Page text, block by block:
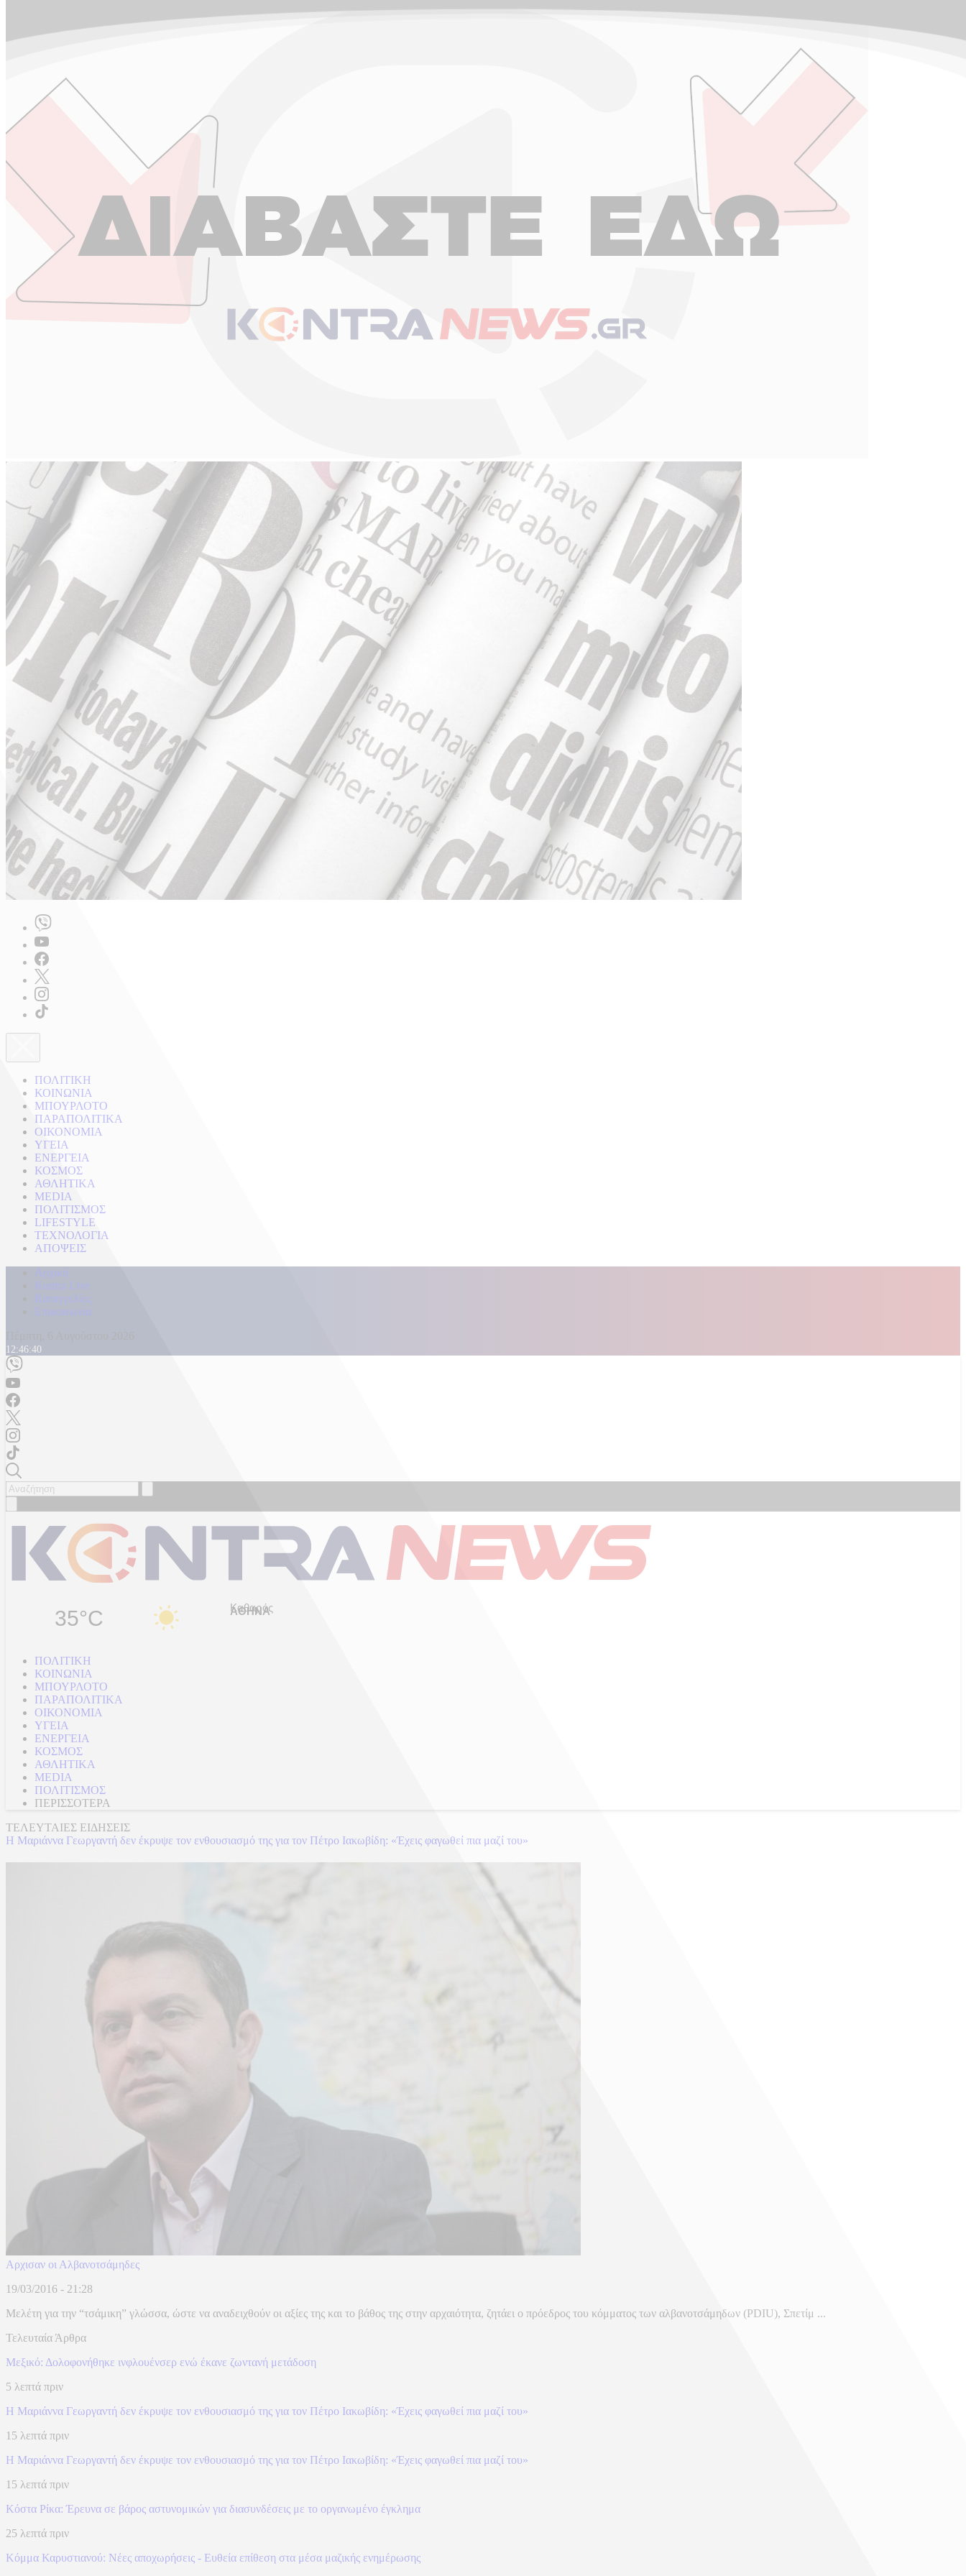
ΠΟΛΙΤΙΚΗ
ΚΟΙΝΩΝΙΑ
ΜΠΟΥΡΛΟΤΟ
ΠΑΡΑΠΟΛΙΤΙΚΑ
ΟΙΚΟΝΟΜΙΑ
ΥΓΕΙΑ
ΕΝΕΡΓΕΙΑ
ΚΟΣΜΟΣ
ΑΘΛΗΤΙΚΑ
MEDIA
ΠΟΛΙΤΙΣΜΟΣ
LIFESTYLE
ΤΕΧΝΟΛΟΓΙΑ
ΑΠΟΨΕΙΣ
Αρχική
Kontra Live
Καταγγελίες
Επικοινωνία
12:46:42
35°C Καθαρός
ΠΟΛΙΤΙΚΗ
ΚΟΙΝΩΝΙΑ
ΜΠΟΥΡΛΟΤΟ
ΠΑΡΑΠΟΛΙΤΙΚΑ
ΟΙΚΟΝΟΜΙΑ
ΥΓΕΙΑ
ΕΝΕΡΓΕΙΑ
ΚΟΣΜΟΣ
ΑΘΛΗΤΙΚΑ
MEDIA
ΠΟΛΙΤΙΣΜΟΣ
ΠΕΡΙΣΣΟΤΕΡΑ
ΤΕΛΕΥΤΑΙΕΣ ΕΙΔΗΣΕΙΣ
Η Μαριάννα Γεωργαντή δεν έκρυψε τον ενθουσιασμό της για τον Πέτρο Ιακωβίδη: «Έχεις φαγωθεί πια μαζί του»
Αρχισαν οι Αλβανοτσάμηδες
19/03/2016 - 21:28
Μελέτη για την “τσάμικη” γλώσσα, ώστε να αναδειχθούν οι αξίες της και το βάθος της στην αρχαιότητα, ζητάει ο πρόεδρος του κόμματος των αλβανοτσάμηδων (PDIU), Σπετίμ ...
Τελευταία Άρθρα
Μεξικό: Δολοφονήθηκε ινφλουένσερ ενώ έκανε ζωντανή μετάδοση
5 λεπτά πριν
Η Μαριάννα Γεωργαντή δεν έκρυψε τον ενθουσιασμό της για τον Πέτρο Ιακωβίδη: «Έχεις φαγωθεί πια μαζί του»
15 λεπτά πριν
Η Μαριάννα Γεωργαντή δεν έκρυψε τον ενθουσιασμό της για τον Πέτρο Ιακωβίδη: «Έχεις φαγωθεί πια μαζί του»
15 λεπτά πριν
Κόστα Ρίκα: Έρευνα σε βάρος αστυνομικών για διασυνδέσεις με το οργανωμένο έγκλημα
25 λεπτά πριν
Κόμμα Καρυστιανού: Νέες αποχωρήσεις - Ευθεία επίθεση στα μέσα μαζικής ενημέρωσης